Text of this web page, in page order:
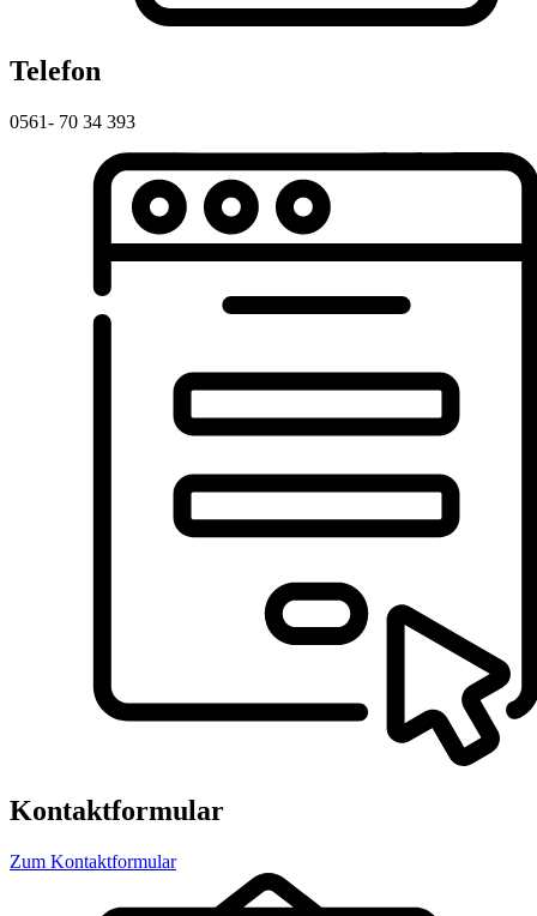
Telefon
0561- 70 34 393
Kontaktformular
Zum Kontaktformular